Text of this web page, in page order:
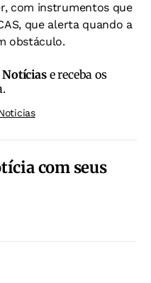
com instrumentos que
que alerta quando a
obstáculo.
e receba os
com seus